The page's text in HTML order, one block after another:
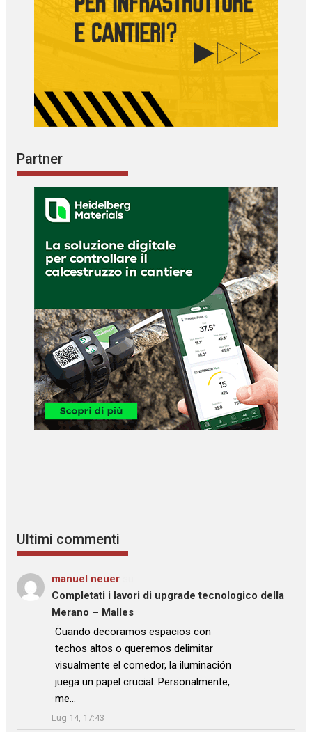
Partner
Ultimi commenti
manuel neuer
Completati i lavori di upgrade tecnologico della
Merano – Malles
: “
Cuando decoramos espacios con
techos altos o queremos delimitar
visualmente el comedor, la iluminación
juega un papel crucial. Personalmente,
me…
”
Lug 14, 17:43